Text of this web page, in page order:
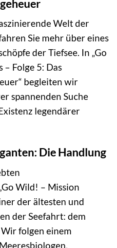
Welt der
Sie mehr über eines
der Tiefsee. In „Go
Folge 5: Das
begleiten wir
spannenden Suche
legendärer
Die Handlung
Wild! – Mission
der ältesten und
der Seefahrt: dem
folgen einem